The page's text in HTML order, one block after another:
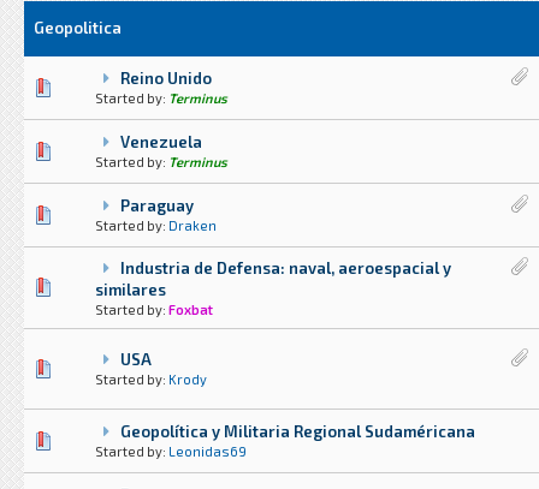
Geopolitica
Reino Unido
Started by: Terminus
6 voto(s) - Media 1.83 de 5
1234 5
Venezuela
Started by: Terminus
0 voto(s) - Media 0 de 5
12345
Paraguay
Started by: Draken
4 voto(s) - Media 2 de 5
12 345
Industria de Defensa: naval, aeroespacial y
similares
Started by: Foxbat
0 voto(s) - Media 0 de 5
1234
USA
Started by: Krody
7 voto(s) - Media 2 de 5
123
Geopolítica y Militaria Regional Sudaméricana
Started by: Leonidas69
0 voto(s) - Media 0 de 5
12345